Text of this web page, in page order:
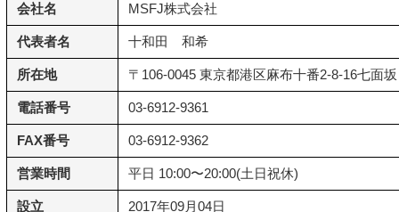
会社名 MSFJ株式会社
代表者名 十和田 和希
所在地 〒106-0045 東京都港区麻布十番2-8-16七面
電話番号 03-6912-9361
FAX番号 03-6912-9362
営業時間 平日 10:00〜20:00(土日祝休)
設立 2017年09月04日